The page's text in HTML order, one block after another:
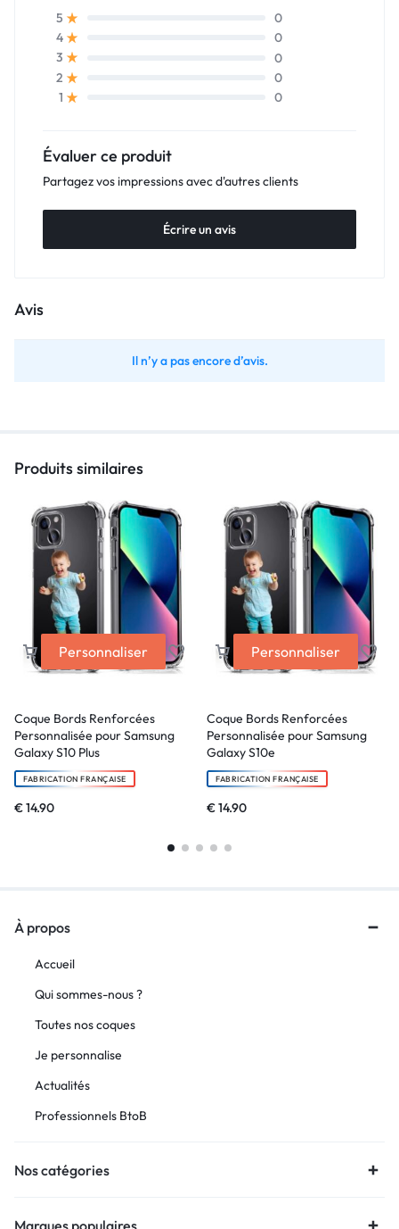
5
0
4
0
3
0
2
0
1
0
Évaluer ce produit
Partagez vos impressions avec d'autres clients
Écrire un avis
Avis
Il n’y a pas encore d’avis.
Produits similaires
Personnaliser
Coque Bords Renforcées
Personnalisée pour Samsung
Galaxy S10 Plus
FABRICATION FRANÇAISE
€14.90
Personnaliser
Coque Bords Renforcées
Personnalisée pour Samsung
Galaxy S10e
FABRICATION FRANÇAISE
€14.90
À propos
Accueil
Qui sommes-nous ?
Toutes nos coques
Je personnalise
Actualités
Professionnels BtoB
Nos catégories